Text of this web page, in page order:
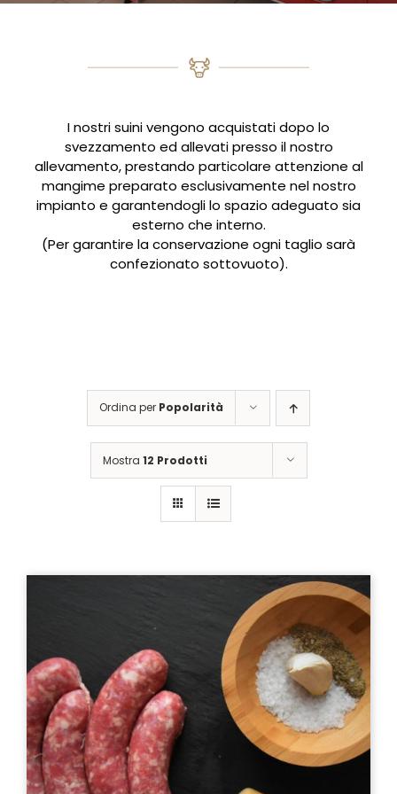
I nostri suini vengono acquistati dopo lo
svezzamento ed allevati presso il nostro
allevamento, prestando particolare attenzione al
mangime preparato esclusivamente nel nostro
impianto e garantendogli lo spazio adeguato sia
esterno che interno.
(Per garantire la conservazione ogni taglio sarà
confezionato sottovuoto).
Ordina per Popolarità
Mostra 12 Prodotti